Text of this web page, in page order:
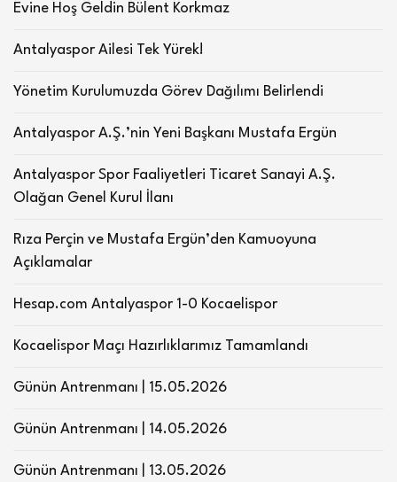
Evine Hoş Geldin Bülent Korkmaz
Antalyaspor Ailesi Tek Yürek!
Yönetim Kurulumuzda Görev Dağılımı Belirlendi
Antalyaspor A.Ş.’nin Yeni Başkanı Mustafa Ergün
Antalyaspor Spor Faaliyetleri Ticaret Sanayi A.Ş.
Olağan Genel Kurul İlanı
Rıza Perçin ve Mustafa Ergün’den Kamuoyuna
Açıklamalar
Hesap.com Antalyaspor 1-0 Kocaelispor
Kocaelispor Maçı Hazırlıklarımız Tamamlandı
Günün Antrenmanı | 15.05.2026
Günün Antrenmanı | 14.05.2026
Günün Antrenmanı | 13.05.2026